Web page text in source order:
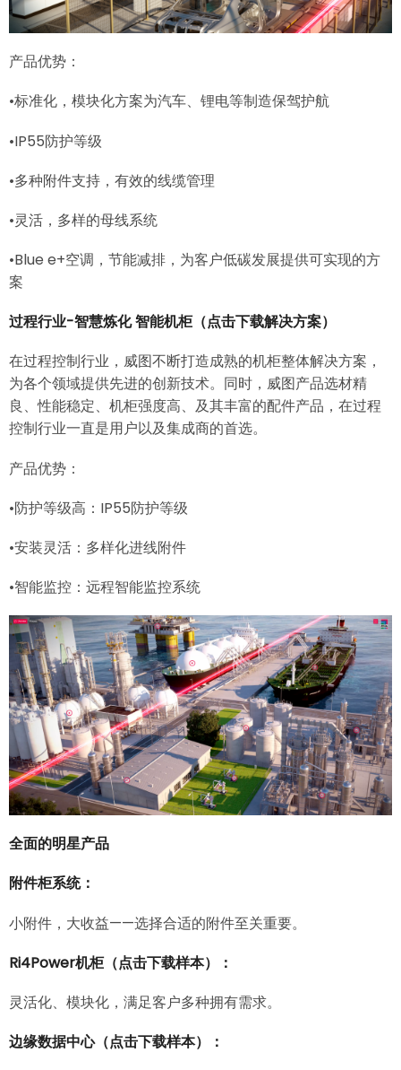
产品优势：
•标准化，模块化方案为汽车、锂电等制造保驾护航
•IP55防护等级
•多种附件支持，有效的线缆管理
•灵活，多样的母线系统
•Blue e+空调，节能减排，为客户低碳发展提供可实现的方
案
过程行业-智慧炼化 智能机柜（点击下载解决方案）
在过程控制行业，威图不断打造成熟的机柜整体解决方案，
为各个领域提供先进的创新技术。同时，威图产品选材精
良、性能稳定、机柜强度高、及其丰富的配件产品，在过程
控制行业一直是用户以及集成商的首选。
产品优势：
•防护等级高：IP55防护等级
•安装灵活：多样化进线附件
•智能监控：远程智能监控系统
全面的明星产品
附件柜系统：
小附件，大收益——选择合适的附件至关重要。
Ri4Power机柜（点击下载样本）
：
灵活化、模块化，满足客户多种拥有需求。
边缘数据中心（点击下载样本）
：